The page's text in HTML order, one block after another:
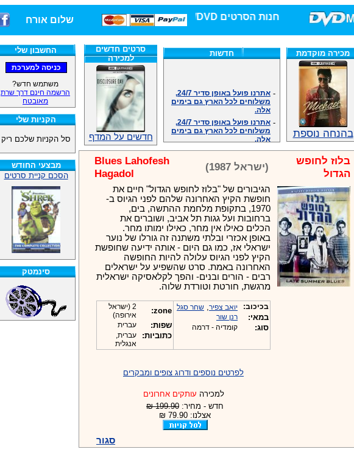
חנות הסרטים DVD/בלו-ריי/3D הגדולה ביותר! שלום אורח
החשבון שלי
משתמש חדש?
הרשמה חינם דרך שרת
מאובטח
הקניות שלי
סל הקניות שלכם ריק
מבצעי החודש
הסכם קניית סרטים
סינמטק
מכירה מוקדמת
בהנחה נוספת
חדשות
משלוחים לכל הארץ גם בימים
אלה.
משלוחים לכל הארץ גם בימים
אלה.
-אנחנו כאן לכול שאלה וזמינים
במענה הטלפוני שלנו.ובמייל
מענה טלפוני: 09-7652392
צוות דיוידי מאסטר ישיר.
זמינים במייל ובטלפון. האתר
לרשותכם פעיל 24/7
צוות דיוידי מאסטר ישיר.
אנחנו כאן לכול שאלה וזמינים
במענה הטלפוני שלנו.ובמייל
.האתר לרשותכם 24/7
מענה טלפוני: 09-7652392
צוות דיוידי מאסטר ישיר.
סרטים חדשים
למכירה
חדשים על המדף
בלוז לחופש
הגדול
(ישראל 1987)
Blues Lahofesh
Hagadol
הגיבורים של "בלוז לחופש הגדול" חיים את
חופשת הקיץ האחרונה שלהם לפני הגיוס ב-
1970, בתקופת מלחמת ההתשה, בים,
ברחובות ועל גגות תל אביב, ושוברים את
הכלים כאילו אין מחר, כאילו ימותו מחר.
באופן אכזרי ובלתי משתנה זה גורלו של נוער
ישראלי אז, כמו גם היום - אותה ידיעה שחופשת
הקיץ לפני הגיוס עלולה להיות החופשה
האחרונה באמת. סרט שהשפיע על ישראלים
רבים - הורים ובנים- והפך לקלאסיקה ישראלית
מרגשת, חורטת וטורדת שלוה.
בכיכוב: יואב צפיר, שחר סגל
במאי: רנן שור
סוג: קומדיה - דרמה
zone:
2 (ישראל
אירופה)
שפות: עברית
כתוביות:
עברית,
אנגלית
לפרטים נוספים ודרוג צופים ומבקרים
למכירה עותקים אחרונים
חדש - מחיר: 199.90 ₪
אצלנו: 79.90 ₪
סגור